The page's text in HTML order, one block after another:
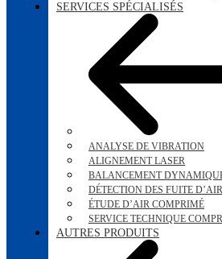
SERVICES SPÉCIALISÉS
ANALYSE DE VIBRATION
ALIGNEMENT LASER
BALANCEMENT
DÉTECTION DES FUITE D’AIR
ÉTUDE D’AIR COMPRIMÉ
SERVICE TECHNIQUE
AUTRES PRODUITS